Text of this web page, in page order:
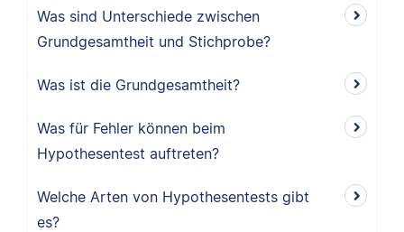
Was sind Unterschiede zwischen
Grundgesamtheit und Stichprobe?
Was ist die Grundgesamtheit?
Was für Fehler können beim
Hypothesentest auftreten?
Welche Arten von Hypothesentests gibt
es?